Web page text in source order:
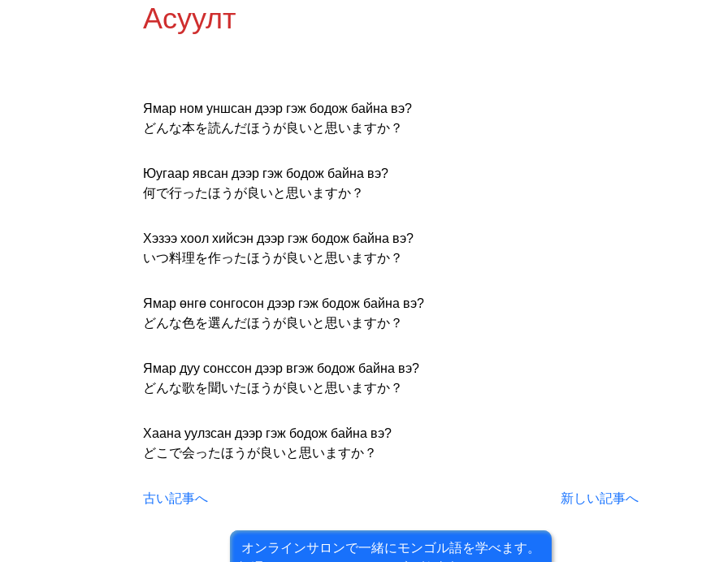
Асуулт
Ямар ном уншсан дээр гэж бодож байна вэ?
どんな本を読んだほうが良いと思いますか？
Юугаар явсан дээр гэж бодож байна вэ?
何で行ったほうが良いと思いますか？
Хэзээ хоол хийсэн дээр гэж бодож байна вэ?
いつ料理を作ったほうが良いと思いますか？
Ямар өнгө сонгосон дээр гэж бодож байна вэ?
どんな色を選んだほうが良いと思いますか？
Ямар дуу сонссон дээр вгэж бодож байна вэ?
どんな歌を聞いたほうが良いと思いますか？
Хаана уулзсан дээр гэж бодож байна вэ?
どこで会ったほうが良いと思いますか？
古い記事へ 新しい記事へ
オンラインサロンで一緒にモンゴル語を学べます。